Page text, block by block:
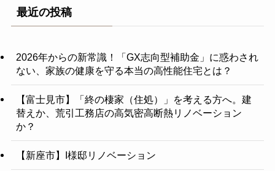
最近の投稿
2026年からの新常識！「GX志向型補助金」に惑わされ
ない、家族の健康を守る本当の高性能住宅とは？
【富士見市】「終の棲家（住処）」を考える方へ。建
替えか、荒引工務店の高気密高断熱リノベーション
か？
【新座市】I様邸リノベーション